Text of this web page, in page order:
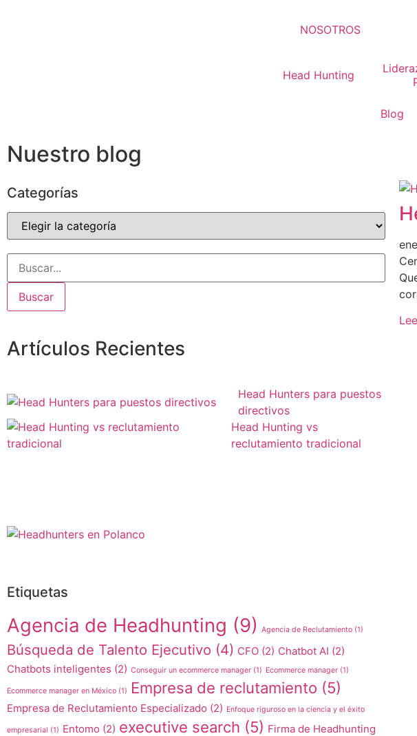
NOSOTROS
Head Hunting
Blog
Nuestro blog
Categorías
Buscar
Artículos Recientes
Head Hunters para puestos
directivos
Head Hunting vs
reclutamiento tradicional
Etiquetas
Agencia de Headhunting (9) Agencia de Reclutamiento (1)
Búsqueda de Talento Ejecutivo (4) CFO (2) Chatbot AI (2)
Chatbots inteligentes (2) Conseguir un ecommerce manager (1) Ecommerce manager (1)
Ecommerce manager en México (1) Empresa de reclutamiento (5)
Empresa de Reclutamiento Especializado (2) Enfoque riguroso en la ciencia y el éxito
empresarial (1) Entomo (2) executive search (5) Firma de Headhunting